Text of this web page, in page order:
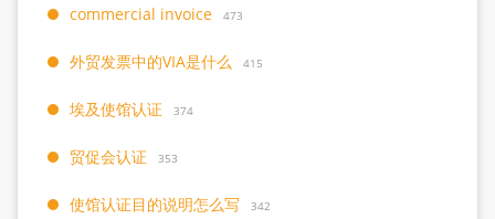
commercial invoice 473
外贸发票中的VIA是什么 415
埃及使馆认证 374
贸促会认证 353
使馆认证目的说明怎么写 342